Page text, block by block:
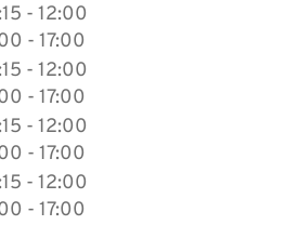
tot
- 12:00
tot
- 17:00
tot
- 12:00
tot
- 17:00
tot
- 12:00
tot
- 17:00
tot
- 12:00
tot
- 17:00